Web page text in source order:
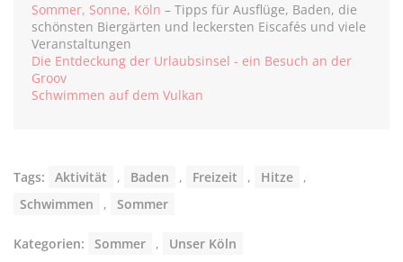
Sommer, Sonne, Köln – Tipps für Ausflüge, Baden, die
schönsten Biergärten und leckersten Eiscafés und viele
Veranstaltungen
Die Entdeckung der Urlaubsinsel - ein Besuch an der
Groov
Schwimmen auf dem Vulkan
Tags: Aktivität , Baden , Freizeit , Hitze
,
Schwimmen
, Sommer
Kategorien: Sommer , Unser Köln